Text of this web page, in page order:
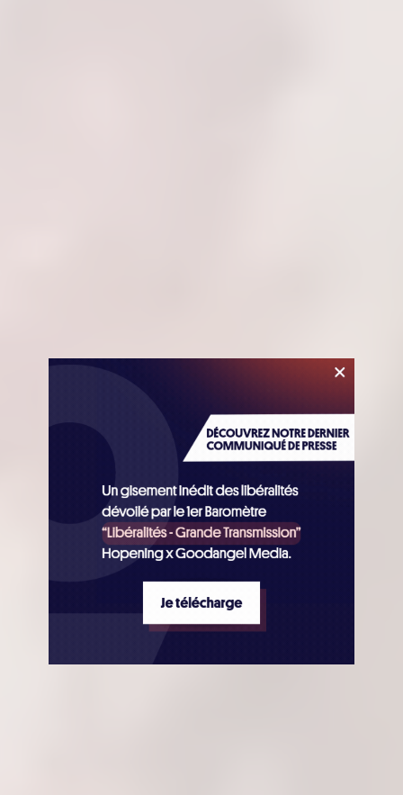
Actualités
Communiqués de presse
Gouvernance